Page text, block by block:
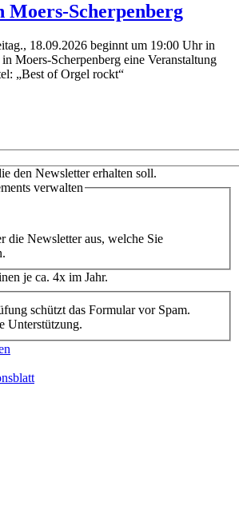
Scherpenberg
18.09.2026 beginnt um 19:00 Uhr in
Moers-Scherpenberg eine Veranstaltung
„Best of Orgel rockt“
den Newsletter erhalten soll.
verwalten
die Newsletter aus, welche Sie
je ca. 4x im Jahr.
schützt das Formular vor Spam.
Unterstützung.